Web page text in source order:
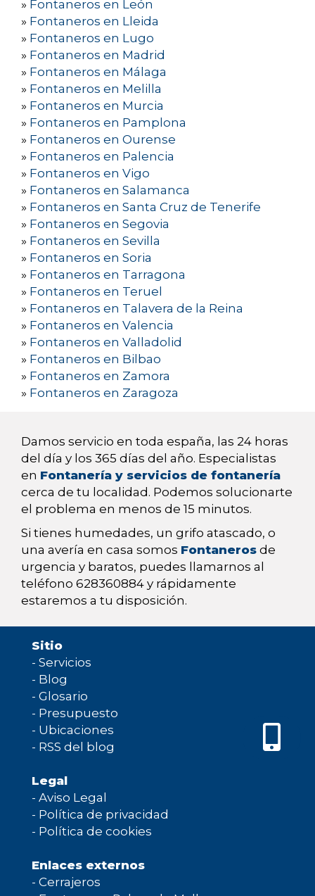
» Fontaneros en León
» Fontaneros en Lleida
» Fontaneros en Lugo
» Fontaneros en Madrid
» Fontaneros en Málaga
» Fontaneros en Melilla
» Fontaneros en Murcia
» Fontaneros en Pamplona
» Fontaneros en Ourense
» Fontaneros en Palencia
» Fontaneros en Vigo
» Fontaneros en Salamanca
» Fontaneros en Santa Cruz de Tenerife
» Fontaneros en Segovia
» Fontaneros en Sevilla
» Fontaneros en Soria
» Fontaneros en Tarragona
» Fontaneros en Teruel
» Fontaneros en Talavera de la Reina
» Fontaneros en Valencia
» Fontaneros en Valladolid
» Fontaneros en Bilbao
» Fontaneros en Zamora
» Fontaneros en Zaragoza
Damos servicio en toda españa, las 24 horas
del día y los 365 días del año. Especialistas
en Fontanería y servicios de fontanería
cerca de tu localidad. Podemos solucionarte
el problema en menos de 15 minutos.
Si tienes humedades, un grifo atascado, o
una avería en casa somos Fontaneros de
urgencia y baratos, puedes llamarnos al
teléfono 628360884 y rápidamente
estaremos a tu disposición.
Sitio
- Servicios
- Blog
- Glosario
- Presupuesto
- Ubicaciones
- RSS del blog
Legal
- Aviso Legal
- Política de privacidad
- Política de cookies
Enlaces externos
- Cerrajeros